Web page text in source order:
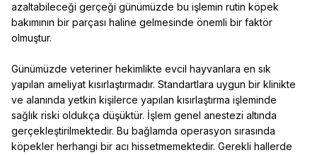
azaltabileceği gerçeği günümüzde bu işlemin rutin köpek
bakımının bir parçası haline gelmesinde önemli bir faktör
olmuştur.
Günümüzde veteriner hekimlikte evcil hayvanlara en sık
yapılan ameliyat kısırlaştırmadır. Standartlara uygun bir klinikte
ve alanında yetkin kişilerce yapılan kısırlaştırma işleminde
sağlık riski oldukça düşüktür. İşlem genel anestezi altında
gerçekleştirilmektedir. Bu bağlamda operasyon sırasında
köpekler herhangi bir acı hissetmemektedir. Gerekli hallerde